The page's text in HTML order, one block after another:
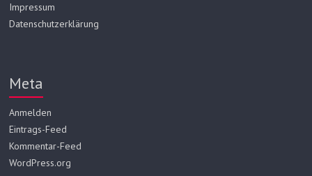
Impressum
Datenschutzerklärung
Meta
Anmelden
Eintrags-Feed
Kommentar-Feed
WordPress.org